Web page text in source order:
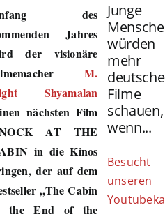
des
Jahres
der visionäre
M.
Shyamalan
nächsten Film
AT THE
in die Kinos
der auf dem
„The Cabin
the End of the
Junge
würden
mehr
deutsche
Filme
schauen,
wenn...
Besucht
unseren